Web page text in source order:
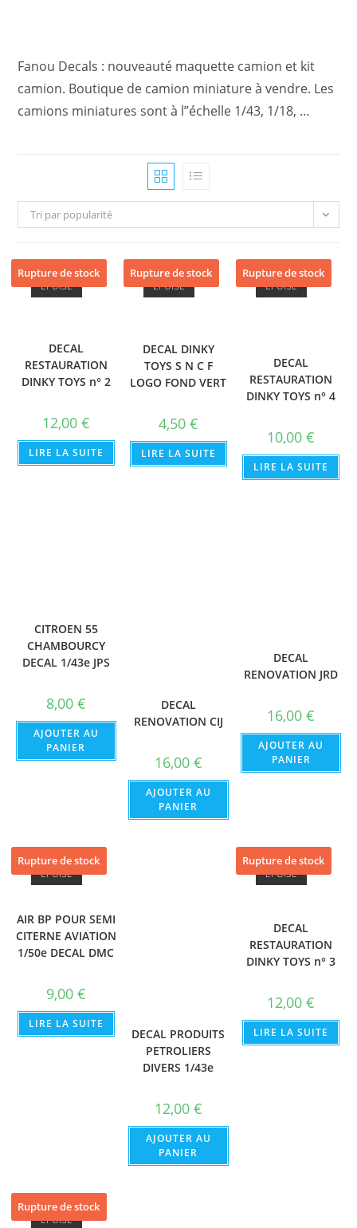
Fanou Decals : nouveauté maquette camion et kit
camion. Boutique de camion miniature à vendre. Les
camions miniatures sont à l”échelle 1/43, 1/18, …
Tri par popularité
Rupture de stock
ÉPUISÉ
DECAL
RESTAURATION
DINKY TOYS n° 2
12,00 €
LIRE LA SUITE
Rupture de stock
ÉPUISÉ
DECAL DINKY
TOYS S N C F
LOGO FOND VERT
4,50 €
LIRE LA SUITE
Rupture de stock
ÉPUISÉ
DECAL
RESTAURATION
DINKY TOYS n° 4
10,00€
LIRE LA SUITE
CITROEN 55
CHAMBOURCY
DECAL 1/43e JPS
8,00 €
AJOUTER AU
PANIER
DECAL
RENOVATION CIJ
16,00 €
AJOUTER AU
PANIER
DECAL
RENOVATION JRD
16,00€
AJOUTER AU
PANIER
Rupture de stock
ÉPUISÉ
AIR BP POUR SEMI
CITERNE AVIATION
1/50e DECAL DMC
9,00 €
LIRE LA SUITE
DECAL PRODUITS
PETROLIERS
DIVERS 1/43e
12,00 €
AJOUTER AU
PANIER
Rupture de stock
ÉPUISÉ
DECAL
RESTAURATION
DINKY TOYS n° 3
12,00€
LIRE LA SUITE
Rupture de stock
ÉPUISÉ